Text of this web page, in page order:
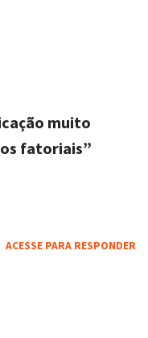
muito
fatoriais”
ACESSE PARA RESPONDER